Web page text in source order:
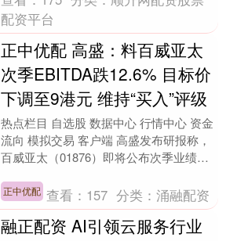
配资平台
正中优配 高盛：料百威亚太
次季EBITDA跌12.6% 目标价
下调至9港元 维持“买入”评级
热点栏目 自选股 数据中心 行情中心 资金
流向 模拟交易 客户端 高盛发布研报称，
百威亚太（01876）即将公布次季业绩，
经....
正中优配 查看： 157 分类：涌融配资
融正配资 AI引领云服务行业